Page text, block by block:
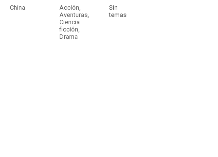
China Acción,
Aventuras,
Ciencia
ficción,
Drama
Sin
temas